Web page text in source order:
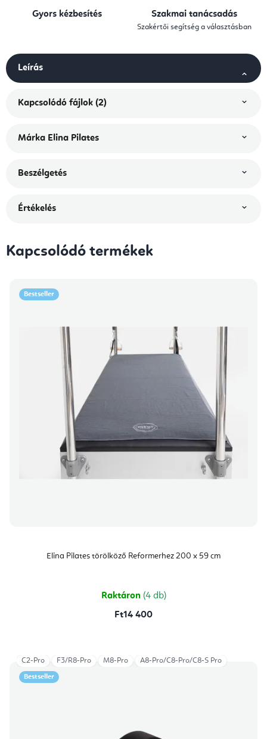
Gyors kézbesítés Szakmai tanácsadás
Szakértői segítség a választásban
Leírás
Kapcsolódó fájlok (2)
Márka Elina Pilates
Beszélgetés
Értékelés
Kapcsolódó termékek
Bestseller
Elina Pilates törölköző Reformerhez 200 x 59 cm
Raktáron (4 db)
Ft14 400
Bestseller
C2-Pro F3/R8-Pro M8-Pro A8-Pro/C8-Pro/C8-S Pro